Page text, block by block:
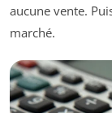
aucune vente.
marché.